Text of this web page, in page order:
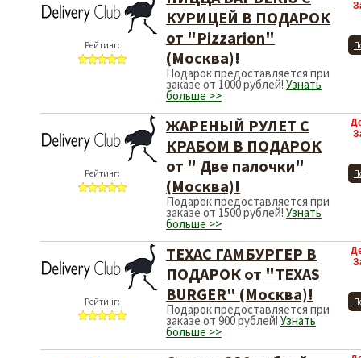
Рейтинг:
КУРИЦЕЙ В ПОДАРОК
от "Pizzarion"
(Москва)!
Подарок предоставляется при
заказе от 1000 рублей! Узнать
больше >>
Рейтинг:
ЖАРЕНЫЙ РУЛЕТ С
КРАБОМ В ПОДАРОК
от " Две палочки"
(Москва)!
Подарок предоставляется при
заказе от 1500 рублей! Узнать
больше >>
Рейтинг:
ТЕХАС ГАМБУРГЕР В
ПОДАРОК от "TEXAS
BURGER" (Москва)!
Подарок предоставляется при
заказе от 900 рублей! Узнать
больше >>